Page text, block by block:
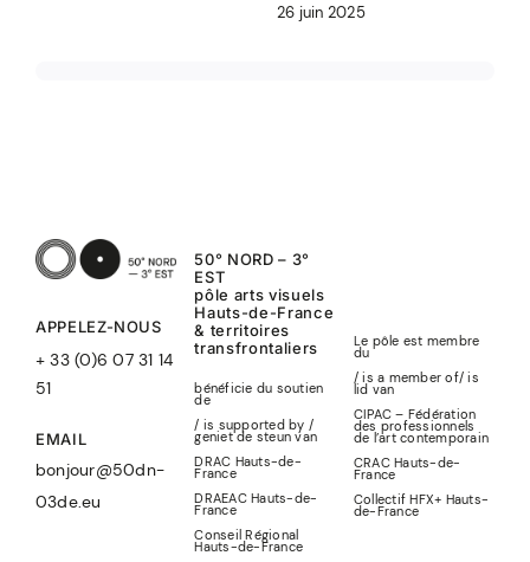
26 juin 2025
APPELEZ-NOUS
+ 33 (0)6 07 31 14
51
EMAIL
bonjour@50dn-
03de.eu
50° NORD – 3°
EST
pôle arts visuels
Hauts-de-France
& territoires
transfrontaliers
bénéficie du soutien
de
/ is supported by /
geniet de steun van
DRAC Hauts-de-
France
DRAEAC Hauts-de-
France
Conseil Régional
Hauts-de-France
Le pôle est membre
du
/ is a member of/is
lid van
CIPAC – Fédération
des professionnels
de l’art contemporain
CRAC Hauts-de-
France
Collectif HFX+ Hauts-
de-France